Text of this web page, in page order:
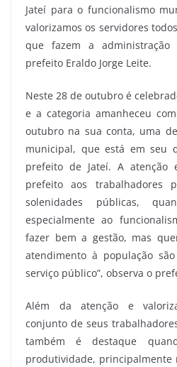
Jateí para o funcionalismo
valorizamos os servidores
que fazem a administração
prefeito Eraldo Jorge Leite.
Neste 28 de outubro é
e a categoria amanheceu
outubro na sua conta, uma
municipal, que está em seu
prefeito de Jateí. A atenção
prefeito aos trabalhadores
solenidades públicas,
especialmente ao
fazer bem a gestão, mas
atendimento à população
serviço público”, observa o
Além da atenção e
conjunto de seus
também é destaque
produtividade, principalmente